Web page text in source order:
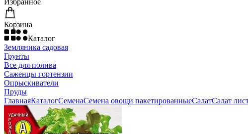
Избранное
Корзина
Каталог
Земляника садовая
Грунты
Все для полива
Саженцы гортензии
Опрыскиватели
Пруды
ГлавнаяКаталогСеменаСемена овощи пакетированныеСалатСалат